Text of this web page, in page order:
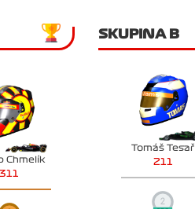
Chmelík
311
SKUPINA B
Tomáš Tesař
211